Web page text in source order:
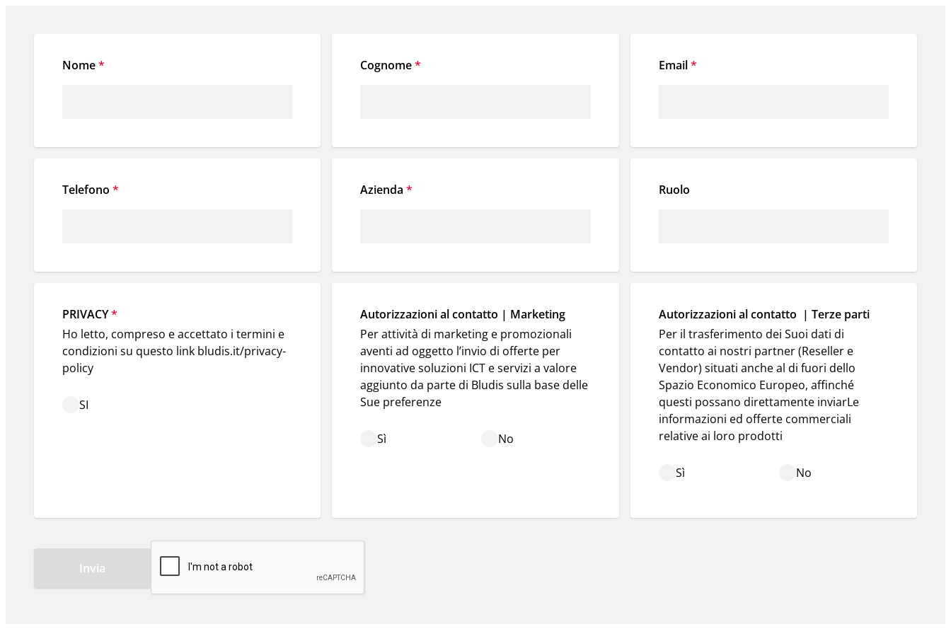
Nome* Cognome* Email*
Telefono * Azienda * Ruolo
PRIVACY*
Ho letto, compreso e accettato i termini e
condizioni su questo link bludis.it/privacy-
policy
SI
Autorizzazioni al contatto | Marketing
Per attività di marketing e promozionali
aventi ad oggetto l’invio di offerte per
innovative soluzioni ICT e servizi a valore
aggiunto da parte di Bludis sulla base delle
Sue preferenze
Sì No
Autorizzazioni al contatto  | Terze parti
Per il trasferimento dei Suoi dati di
contatto ai nostri partner (Reseller e
Vendor) situati anche al di fuori dello
Spazio Economico Europeo, affinché
questi possano direttamente inviarLe
informazioni ed offerte commerciali
relative ai loro prodotti
Sì No